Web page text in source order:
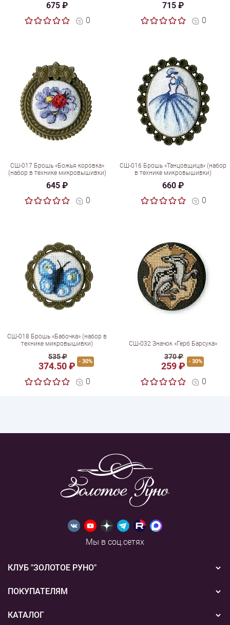
675 ₽
0
715 ₽
0
СШ-017 Брошь «Божья коровка»
(набор в технике микровышивки)
645 ₽
0
СШ-016 Брошь «Танцовщица» (набор
в технике микровышивки)
660 ₽
0
СШ-018 Брошь «Бабочка» (набор в
технике микровышивки)
535 ₽
374.50 ₽ - 30%
0
СШ-032 Значок «Герб Барсука»
370 ₽
259 ₽ - 30%
0
Мы в соц.сетях
КЛУБ "ЗОЛОТОЕ РУНО"
Новости
Акции
ПОКУПАТЕЛЯМ
Бонусная система
КАТАЛОГ